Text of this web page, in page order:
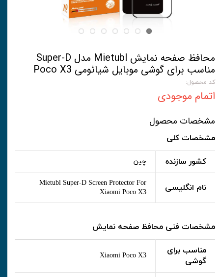
محافظ صفحه نمایش Mietubl مدل Super-D
مناسب برای گوشی موبایل شیائومی Poco X3
کد محصول:
اتمام موجودی
مشخصات محصول
مشخصات کلی
کشور سازنده چین
نام انگلیسی
Mietubl Super-D Screen Protector For
Xiaomi Poco X3
مشخصات فنی محافظ صفحه نمایش
مناسب برای
گوشی
Xiaomi Poco X3